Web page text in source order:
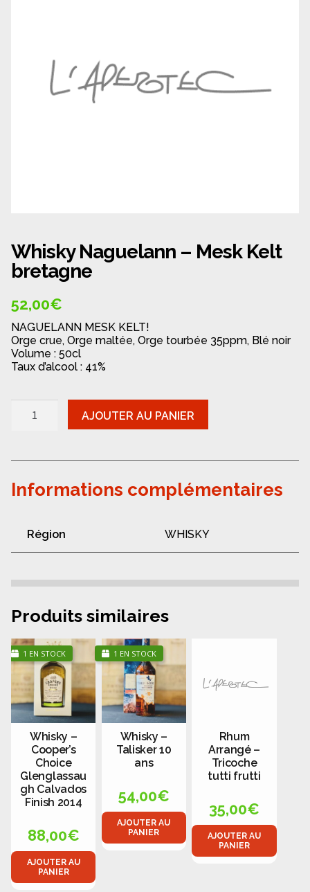
Politique de cookies (UE)
Whisky Naguelann – Mesk Kelt
bretagne
52,00€
NAGUELANN MESK KELT!
Orge crue, Orge maltée, Orge tourbée 35ppm, Blé noir
Volume : 50cl
Taux d’alcool : 41%
-
Kelt
bretagne
AJOUTER AU PANIER
Informations complémentaires
Région WHISKY
Produits similaires
Whisky –
Cooper’s
Choice
Glenglassau
gh Calvados
Finish 2014
88,00€
AJOUTER AU
PANIER
1 EN STOCK
Whisky –
Talisker 10
ans
54,00€
AJOUTER AU
PANIER
1 EN STOCK
Rhum
Arrangé –
Tricoche
tutti frutti
35,00€
AJOUTER AU
PANIER